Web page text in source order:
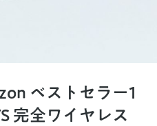
ベストセラー1
完全ワイヤレス